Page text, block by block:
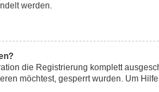
werden.
die Registrierung komplett
möchtest, gesperrt wurden. Um